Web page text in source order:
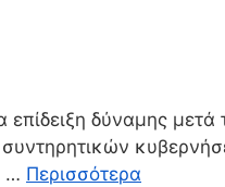
δύναμης
… Περισσότερα